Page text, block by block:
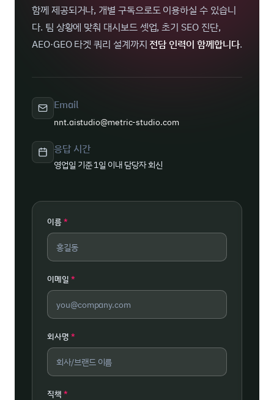
함께 제공되거나, 개별 구독으로도 이용하실 수 있습니
다. 팀 상황에 맞춰 대시보드 셋업, 초기 SEO 진단,
AEO·GEO 타겟 쿼리 설계까지 전담 인력이 함께합니다.
Email
nnt.aistudio@metric-studio.com
응답 시간
영업일 기준 1일 이내 담당자 회신
이름*
이메일 *
회사명 *
직책 *